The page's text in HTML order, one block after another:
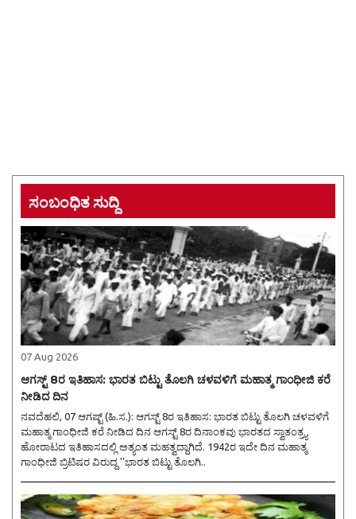
ಸಂಬಂಧಿತ ಸುದ್ದಿ
07 Aug 2026
ಆಗಸ್ಟ್ 8ರ ಇತಿಹಾಸ: ಭಾರತ ಬಿಟ್ಟು ತೊಲಗಿ ಚಳವಳಿಗೆ ಮಹಾತ್ಮ ಗಾಂಧೀಜಿ ಕರೆ
ನೀಡಿದ ದಿನ
ನವದೆಹಲಿ, 07 ಆಗಷ್ಟ್ (ಹಿ.ಸ.): ಆಗಸ್ಟ್ 8ರ ಇತಿಹಾಸ: ಭಾರತ ಬಿಟ್ಟು ತೊಲಗಿ ಚಳವಳಿಗೆ
ಮಹಾತ್ಮ ಗಾಂಧೀಜಿ ಕರೆ ನೀಡಿದ ದಿನ ಆಗಸ್ಟ್ 8ರ ದಿನಾಂಕವು ಭಾರತದ ಸ್ವಾತಂತ್ರ್ಯ
ಹೋರಾಟದ ಇತಿಹಾಸದಲ್ಲಿ ಅತ್ಯಂತ ಮಹತ್ವದ್ದಾಗಿದೆ. 1942ರ ಇದೇ ದಿನ ಮಹಾತ್ಮ
ಗಾಂಧೀಜಿ ಬ್ರಿಟಿಷರ ವಿರುದ್ಧ ''ಭಾರತ ಬಿಟ್ಟು ತೊಲಗಿ..